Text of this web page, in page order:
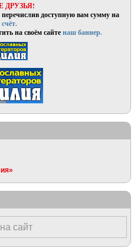
ДРУЗЬЯ!
доступную вам сумму на
на своём сайтенаш баннер.
сайт